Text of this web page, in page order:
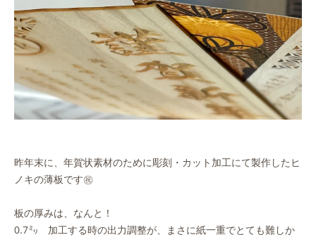
昨年末に、年賀状素材のために彫刻・カット加工にて製作したヒ
ノキの薄板です㊗️
板の厚みは、なんと！
0.7㍉ 加工する時の出力調整が、まさに紙一重でとても難しか